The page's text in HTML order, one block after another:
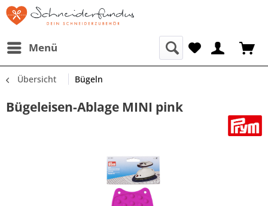
Menü
Übersicht Bügeln
Bügeleisen-Ablage MINI pink